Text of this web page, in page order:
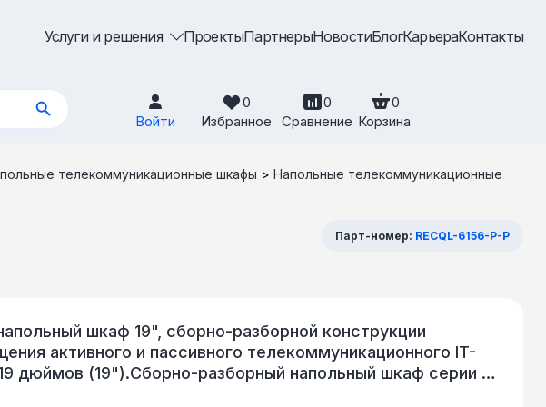
Услуги и решения ПроектыПартнерыНовостиБлогКарьераКонтакты
Войти
0
Избранное
0
Сравнение
0
Корзина
телекоммуникационные шкафы > Напольные телекоммуникационные
Парт-номер: RECQL-6156-P-P
шкаф 19", сборно-разборной конструкции
активного и пассивного телекоммуникационного IT-
дюймов (19").Сборно-разборный напольный шкаф серии QL